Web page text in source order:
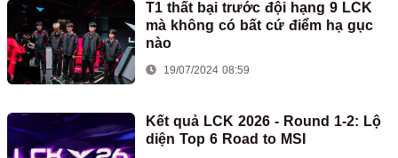
T1 thất bại trước đội hạng 9 LCK
mà không có bất cứ điểm hạ gục
nào
19/07/2024 08:59
Kết quả LCK 2026 - Round 1-2: Lộ
diện Top 6 Road to MSI